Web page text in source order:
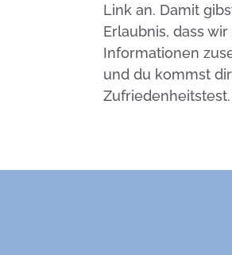
Link an. Damit
Erlaubnis, dass
Informationen
und du kommst
Zufriedenheitstest.